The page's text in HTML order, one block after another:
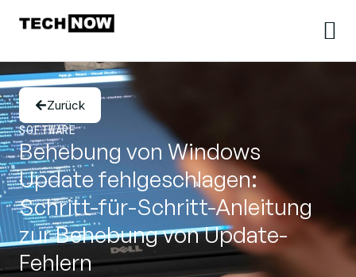
Zurück
SOFTWARE
Behebung von Windows
Update fehlgeschlagen:
Schritt-für-Schritt-Anleitung
zur Behebung von Update-
Fehlern